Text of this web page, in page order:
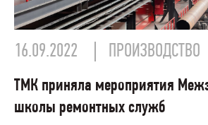
16.09.2022 ПРОИЗВОДСТВО
ТМК приняла мероприятия
школы ремонтных служб